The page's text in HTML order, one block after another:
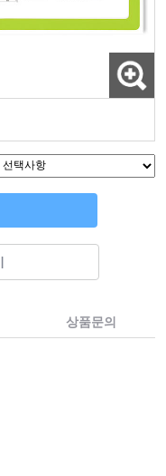
상품문의